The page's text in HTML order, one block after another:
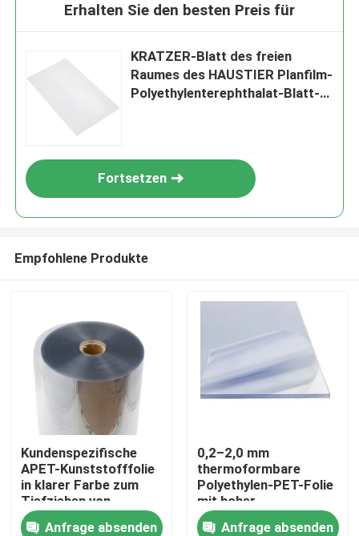
Erhalten Sie den besten Preis für
KRATZER-Blatt des freien
Raumes des HAUSTIER Planfilm-
Polyethylenterephthalat-Blatt-
Fortsetzen
Empfohlene Produkte
Kundenspezifische
APET-Kunststofffolie
in klarer Farbe zum
Tiefziehen von
Verpackungsschalen
Anfrage absenden
0,2–2,0 mm
thermoformbare
Polyethylen-PET-Folie
mit hoher
Recyclingfähigkeit
Anfrage absenden